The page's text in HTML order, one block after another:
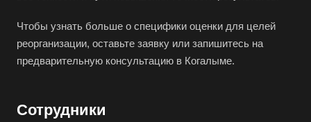
Чтобы узнать больше о специфики оценки для целей
реорганизации, оставьте заявку или запишитесь на
предварительную консультацию в Когалыме.
Сотрудники
Валдай
Валуйки
Великий Устюг